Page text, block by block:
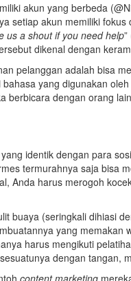
akun yang berbeda
setiap akun memiliki
us a shout if you need help
dikenal dengan
pelanggan adalah bisa
yang digunakan
berbicara dengan orang
identik dengan para
termurahnya saja bisa
Anda harus merogoh
buaya (seringkali dihiasi
yang memakan
harus mengikuti
dengan tangan,
content marketing